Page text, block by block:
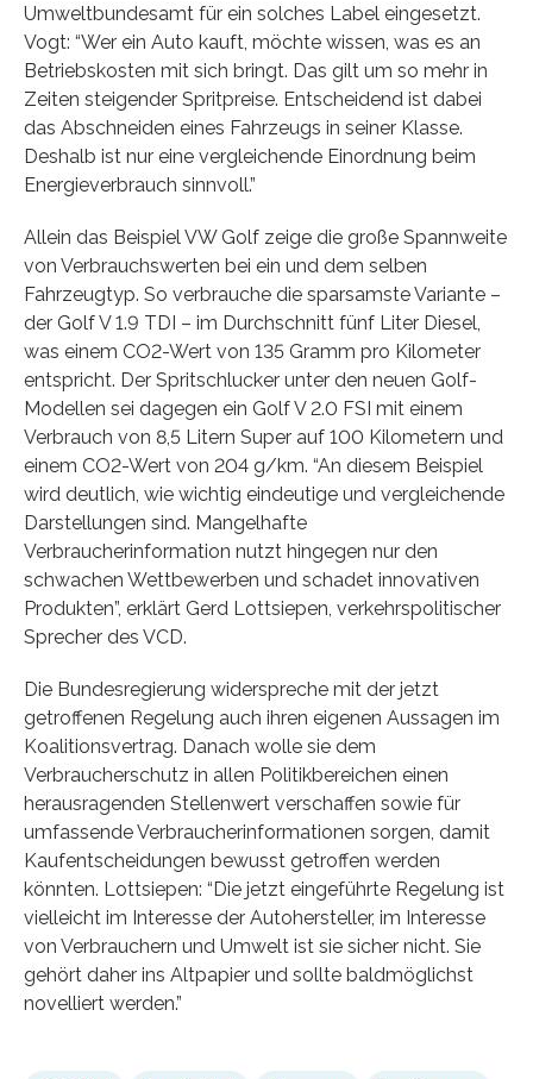
Umweltbundesamt für ein solches Label eingesetzt.
Vogt: “Wer ein Auto kauft, möchte wissen, was es an
Betriebskosten mit sich bringt. Das gilt um so mehr in
Zeiten steigender Spritpreise. Entscheidend ist dabei
das Abschneiden eines Fahrzeugs in seiner Klasse.
Deshalb ist nur eine vergleichende Einordnung beim
Energieverbrauch sinnvoll.”
Allein das Beispiel VW Golf zeige die große Spannweite
von Verbrauchswerten bei ein und dem selben
Fahrzeugtyp. So verbrauche die sparsamste Variante –
der Golf V 1.9 TDI – im Durchschnitt fünf Liter Diesel,
was einem CO2-Wert von 135 Gramm pro Kilometer
entspricht. Der Spritschlucker unter den neuen Golf-
Modellen sei dagegen ein Golf V 2.0 FSI mit einem
Verbrauch von 8,5 Litern Super auf 100 Kilometern und
einem CO2-Wert von 204 g/km. “An diesem Beispiel
wird deutlich, wie wichtig eindeutige und vergleichende
Darstellungen sind. Mangelhafte
Verbraucherinformation nutzt hingegen nur den
schwachen Wettbewerben und schadet innovativen
Produkten”, erklärt Gerd Lottsiepen, verkehrspolitischer
Sprecher des VCD.
Die Bundesregierung widerspreche mit der jetzt
getroffenen Regelung auch ihren eigenen Aussagen im
Koalitionsvertrag. Danach wolle sie dem
Verbraucherschutz in allen Politikbereichen einen
herausragenden Stellenwert verschaffen sowie für
umfassende Verbraucherinformationen sorgen, damit
Kaufentscheidungen bewusst getroffen werden
könnten. Lottsiepen: “Die jetzt eingeführte Regelung ist
vielleicht im Interesse der Autohersteller, im Interesse
von Verbrauchern und Umwelt ist sie sicher nicht. Sie
gehört daher ins Altpapier und sollte baldmöglichst
novelliert werden.”